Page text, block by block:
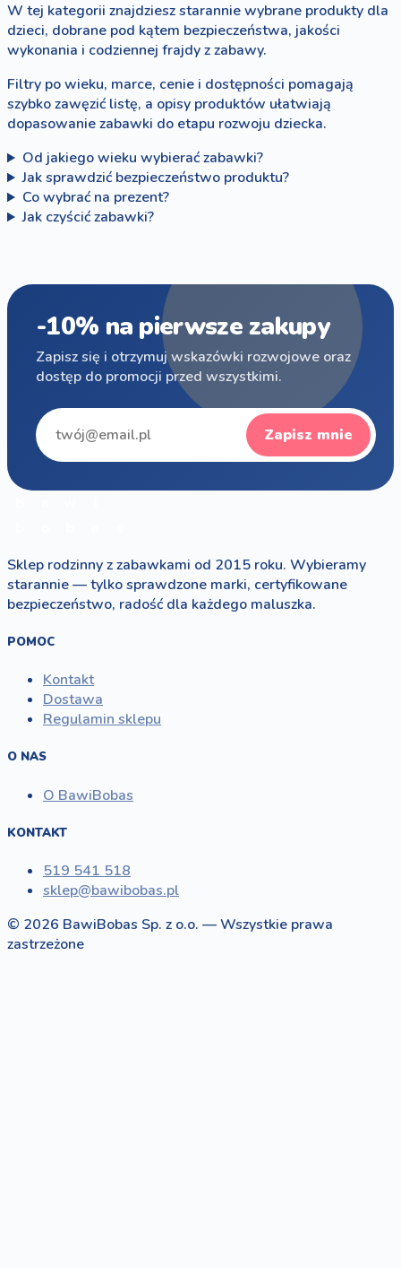
W tej kategorii znajdziesz starannie wybrane produkty dla
dzieci, dobrane pod kątem bezpieczeństwa, jakości
wykonania i codziennej frajdy z zabawy.
Filtry po wieku, marce, cenie i dostępności pomagają
szybko zawęzić listę, a opisy produktów ułatwiają
dopasowanie zabawki do etapu rozwoju dziecka.
Od jakiego wieku wybierać zabawki?
Jak sprawdzić bezpieczeństwo produktu?
Co wybrać na prezent?
Jak czyścić zabawki?
-10% na pierwsze zakupy
Zapisz się i otrzymuj wskazówki rozwojowe oraz
dostęp do promocji przed wszystkimi.
Zapisz mnie
Sklep rodzinny z zabawkami od 2015 roku. Wybieramy
starannie — tylko sprawdzone marki, certyfikowane
bezpieczeństwo, radość dla każdego maluszka.
POMOC
Kontakt
Dostawa
Regulamin sklepu
O NAS
O BawiBobas
KONTAKT
519 541 518
sklep@bawibobas.pl
© 2026 BawiBobas Sp. z o.o. — Wszystkie prawa
zastrzeżone